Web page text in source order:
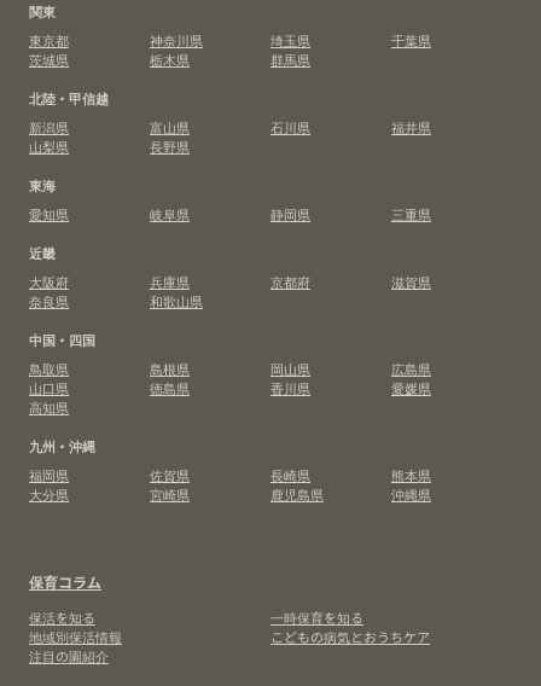
関東
東京都
神奈川県 埼玉県
千葉県
茨城県
栃木県
群馬県
北陸・甲信越
新潟県
富山県 石川県
福井県
山梨県
長野県
東海
愛知県
岐阜県 静岡県
三重県
近畿
大阪府
兵庫県 京都府
滋賀県
奈良県
和歌山県
中国・四国
鳥取県
島根県 岡山県
広島県
山口県
徳島県 香川県
愛媛県
高知県
九州・沖縄
福岡県
佐賀県 長崎県
熊本県
大分県
宮崎県 鹿児島県 沖縄県
保育コラム
保活を知る
一時保育を知る
地域別保活情報
こどもの病気とおうちケア
注目の園紹介